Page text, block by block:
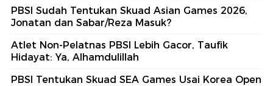
PBSI Sudah Tentukan Skuad Asian Games 2026,
Jonatan dan Sabar/Reza Masuk?
Atlet Non-Pelatnas PBSI Lebih Gacor, Taufik
Hidayat: Ya, Alhamdulillah
PBSI Tentukan Skuad SEA Games Usai Korea Open